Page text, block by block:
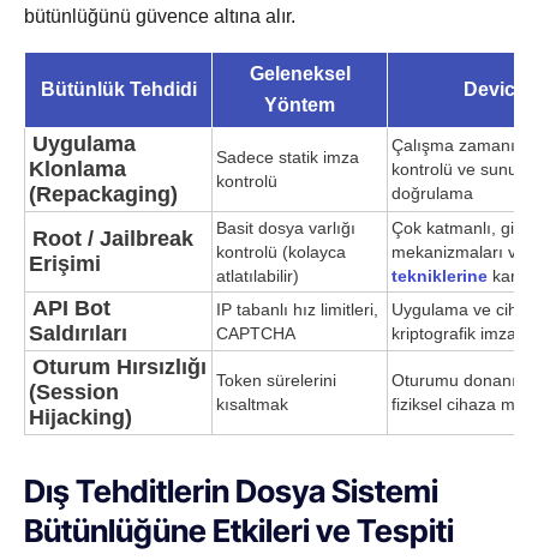
bütünlüğünü güvence altına alır.
Bütünlük Tehdidi
Geleneksel
Yöntem
Device
Uygulama
Klonlama
(Repackaging)
Sadece statik imza
kontrolü
Çalışma
kontrolü ve
doğrulama
Root / Jailbreak
Erişimi
Basit dosya varlığı
kontrolü (kolayca
atlatılabilir)
Çok katmanlı,
mekanizmaları ve
tekniklerine karşı
API Bot
Saldırıları
IP tabanlı hız limitleri,
CAPTCHA
Uygulama ve
kriptografik imza
Oturum Hırsızlığı
(Session
Hijacking)
Token sürelerini
kısaltmak
Oturumu donanım
fiziksel cihaza
Dış Tehditlerin Dosya Sistemi
Bütünlüğüne Etkileri ve Tespiti